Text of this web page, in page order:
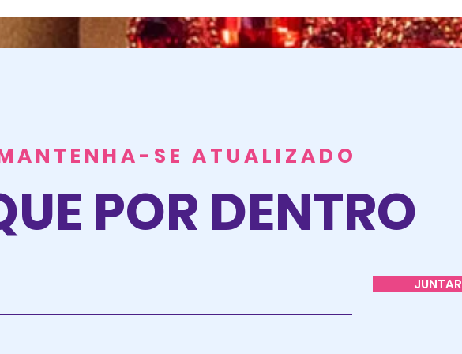
SE ATUALIZADO
POR DENTRO
JUNTAR